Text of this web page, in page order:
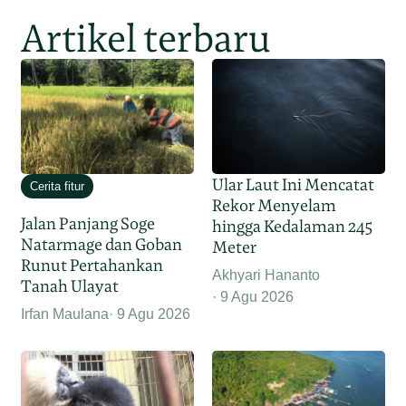
Artikel terbaru
Cerita fitur
Jalan Panjang Soge
Natarmage dan Goban
Runut Pertahankan
Tanah Ulayat
Irfan Maulana 9 Agu 2026
Ular Laut Ini Mencatat
Rekor Menyelam
hingga Kedalaman 245
Meter
Akhyari Hananto
9 Agu 2026